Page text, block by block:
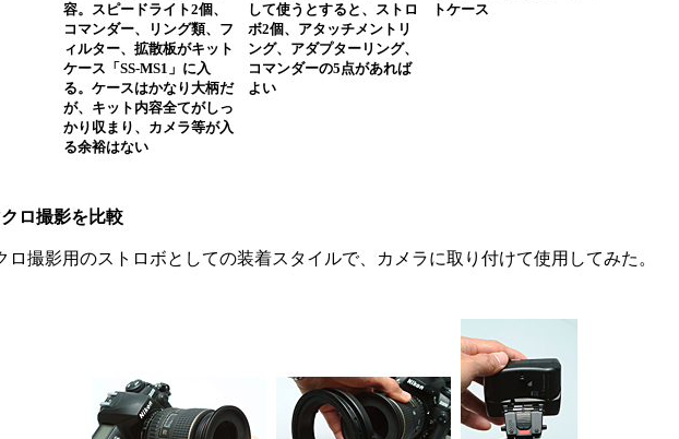
容。スピードライト2個、
コマンダー、リング類、フ
ィルター、拡散板がキット
ケース「SS-MS1」に入
る。ケースはかなり大柄だ
が、キット内容全てがしっ
かり収まり、カメラ等が入
る余裕はない
して使うとすると、ストロ
ボ2個、アタッチメントリ
ング、アダプターリング、
コマンダーの5点があれば
よい
トケース
ロ撮影を比較
撮影用のストロボとしての装着スタイルで、カメラに取り付けて使用してみた。